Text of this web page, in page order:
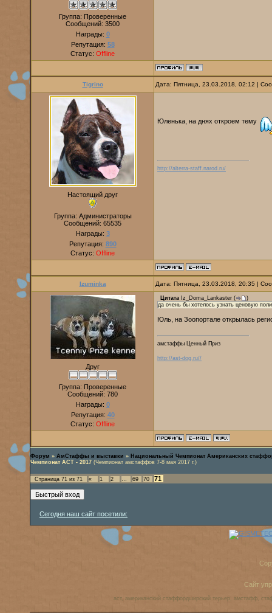
Группа: Проверенные
Сообщений: 3500
Награды: 0
Репутация: 58
Статус: Offline
Tigrino Дата: Пятница, 23.03.2018, 02:12 |
Настоящий друг
Группа: Администраторы
Сообщений: 65535
Награды: 3
Репутация: 890
Статус: Offline
Юленька, на днях откроем тему
http://alterra-staff.narod.ru/
Izuminka Дата: Пятница, 23.03.2018, 20:35 |
Друг
Группа: Проверенные
Сообщений: 780
Награды: 0
Репутация: 40
Статус: Offline
Цитата Iz_Doma_Lankaster (
)
да очень бы хотелось узнать ценовую
Юль, на Зоопортале открылась
амстаффы Ценный Приз
http://ast-dog.ru//
Форум » АмСтаффы и выставки » Национальный Чемпионат Американских
Чемпионат АСТ - 2017 (Чемпионат амстаффов 7-8 мая 2017 г.)
Страница 71 из 71 « 1 2 … 69 70 71
Сегодня наш сайт посетили:
Сайт
аст, американский стаффордширский терьер, амстафф,